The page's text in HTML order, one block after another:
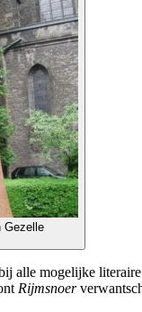
Gezelle
alle mogelijke
Rijmsnoer